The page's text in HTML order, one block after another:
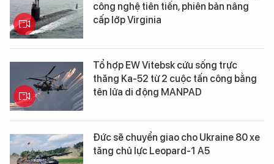
công nghệ tiên tiến, phiên bản nâng
cấp lớp Virginia
Tổ hợp EW Vitebsk cứu sống trực
thăng Ka-52 từ 2 cuộc tấn công bằng
tên lửa di động MANPAD
Đức sẽ chuyển giao cho Ukraine 80 xe
tăng chủ lực Leopard-1 A5